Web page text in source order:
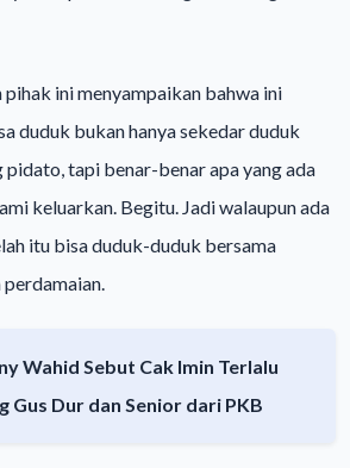
pihak ini menyampaikan bahwa ini
duduk bukan hanya sekedar duduk
pidato, tapi benar-benar apa yang ada
keluarkan. Begitu. Jadi walaupun ada
itu bisa duduk-duduk bersama
Wahid Sebut Cak Imin Terlalu
Gus Dur dan Senior dari PKB